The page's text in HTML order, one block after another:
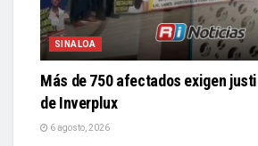
SINALOA
Más de 750 afectados exigen
de Inverplux
6 agosto, 2026